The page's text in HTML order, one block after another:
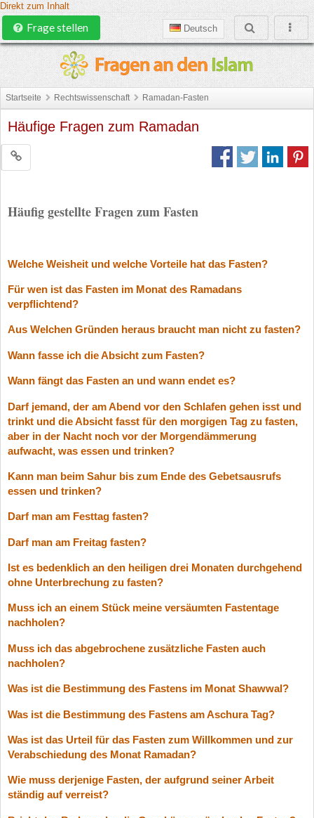
Direkt zum Inhalt
Deutsch
Frage stellen
Startseite Rechtswissenschaft Ramadan-Fasten
Häufige Fragen zum Ramadan
Häufig gestellte Fragen zum Fasten
Welche Weisheit und welche Vorteile hat das Fasten?
Für wen ist das Fasten im Monat des Ramadans
verpflichtend?
Aus Welchen Gründen heraus braucht man nicht zu fasten?
Wann fasse ich die Absicht zum Fasten?
Wann fängt das Fasten an und wann endet es?
Darf jemand, der am Abend vor den Schlafen gehen isst und
trinkt und die Absicht fasst für den morgigen Tag zu fasten,
aber in der Nacht noch vor der Morgendämmerung
aufwacht, was essen und trinken?
Kann man beim Sahur bis zum Ende des Gebetsausrufs
essen und trinken?
Darf man am Festtag fasten?
Darf man am Freitag fasten?
Ist es bedenklich an den heiligen drei Monaten durchgehend
ohne Unterbrechung zu fasten?
Muss ich an einem Stück meine versäumten Fastentage
nachholen?
Muss ich das abgebrochene zusätzliche Fasten auch
nachholen?
Was ist die Bestimmung des Fastens im Monat Shawwal?
Was ist die Bestimmung des Fastens am Aschura Tag?
Was ist das Urteil für das Fasten zum Willkommen und zur
Verabschiedung des Monat Ramadan?
Wie muss derjenige Fasten, der aufgrund seiner Arbeit
ständig auf verreist?